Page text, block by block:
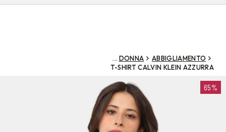
DONNA
ABBIGLIAMENTO
T-SHIRT CALVIN KLEIN AZZURRA
65%